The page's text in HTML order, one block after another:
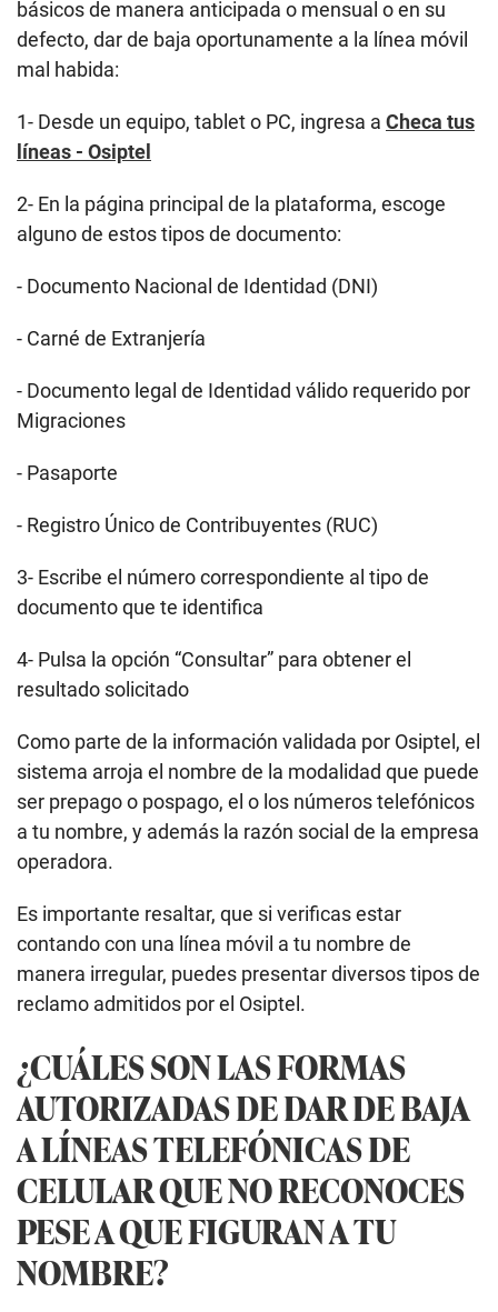
básicos de manera anticipada o mensual o en su
defecto, dar de baja oportunamente a la línea móvil
mal habida:
1- Desde un equipo, tablet o PC, ingresa a Checa tus
líneas - Osiptel
2- En la página principal de la plataforma, escoge
alguno de estos tipos de documento:
- Documento Nacional de Identidad (DNI)
- Carné de Extranjería
- Documento legal de Identidad válido requerido por
Migraciones
- Pasaporte
- Registro Único de Contribuyentes (RUC)
3- Escribe el número correspondiente al tipo de
documento que te identifica
4- Pulsa la opción “Consultar” para obtener el
resultado solicitado
Como parte de la información validada por Osiptel, el
sistema arroja el nombre de la modalidad que puede
ser prepago o pospago, el o los números telefónicos
a tu nombre, y además la razón social de la empresa
operadora.
Es importante resaltar, que si verificas estar
contando con una línea móvil a tu nombre de
manera irregular, puedes presentar diversos tipos de
reclamo admitidos por el Osiptel.
¿CUÁLES SON LAS FORMAS
AUTORIZADAS DE DAR DE BAJA
A LÍNEAS TELEFÓNICAS DE
CELULAR QUE NO RECONOCES
PESE A QUE FIGURAN A TU
NOMBRE?